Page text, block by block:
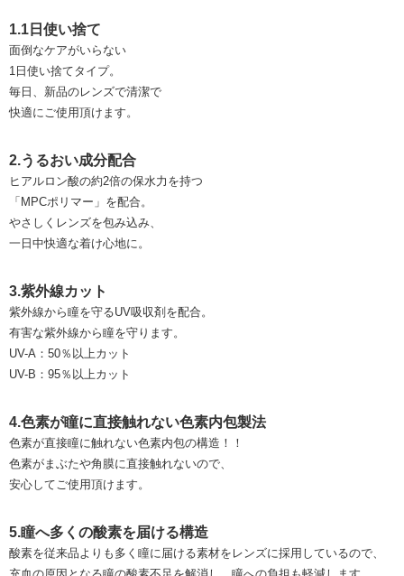
1.1日使い捨て
面倒なケアがいらない
1日使い捨てタイプ。
毎日、新品のレンズで清潔で
快適にご使用頂けます。
2.うるおい成分配合
ヒアルロン酸の約2倍の保水力を持つ
「MPCポリマー」を配合。
やさしくレンズを包み込み、
一日中快適な着け心地に。
3.紫外線カット
紫外線から瞳を守るUV吸収剤を配合。
有害な紫外線から瞳を守ります。
UV-A：50％以上カット
UV-B：95％以上カット
4.色素が瞳に直接触れない色素内包製法
色素が直接瞳に触れない色素内包の構造！！
色素がまぶたや角膜に直接触れないので、
安心してご使用頂けます。
5.瞳へ多くの酸素を届ける構造
酸素を従来品よりも多く瞳に届ける素材をレンズに採用しているので、